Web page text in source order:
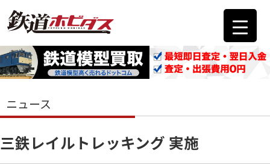
ニュース
三鉄レイルトレッキング 実施